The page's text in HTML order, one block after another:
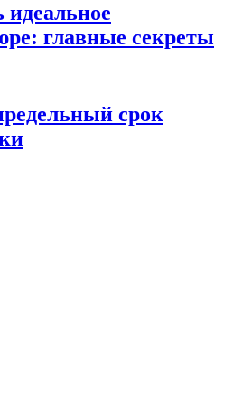
идеальное
главные секреты
срок